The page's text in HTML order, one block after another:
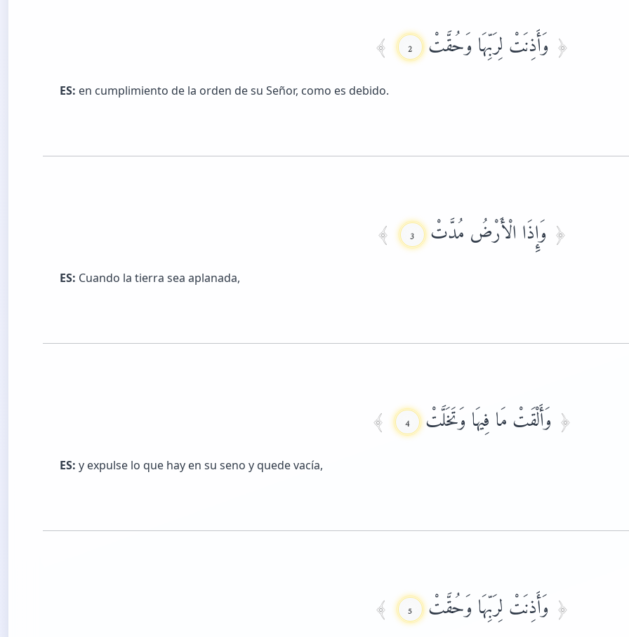
وَأَذِنَتْ لِرَبِّهَا وَحُقَّتْ 2
ES: en cumplimiento de la orden de su Señor, como es debido.
وَإِذَا الْأَرْضُ مُدَّتْ 3
ES: Cuando la tierra sea aplanada,
وَأَلْقَتْ مَا فِيهَا وَتَخَلَّتْ 4
ES: y expulse lo que hay en su seno y quede vacía,
وَأَذِنَتْ لِرَبِّهَا وَحُقَّتْ 5